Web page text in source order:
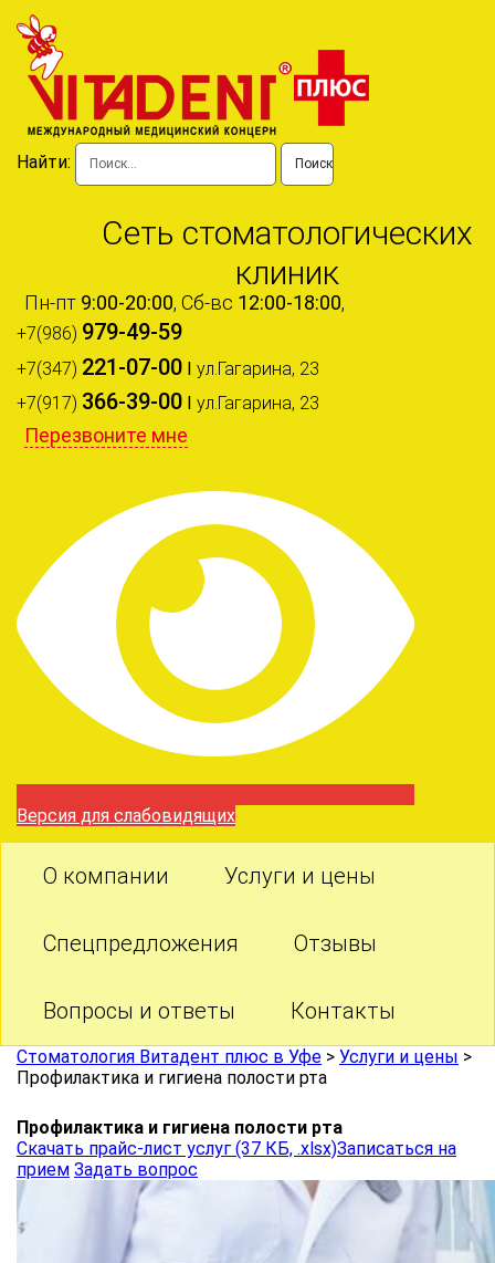
Найти:
Сеть стоматологических
клиник
Пн-пт 9:00-20:00, Сб-вс 12:00-18:00,
+7(986) 979-49-59
+7(347) 221-07-00 I ул.Гагарина, 23
+7(917) 366-39-00 I ул.Гагарина, 23
Перезвоните мне
Версия для слабовидящих
О компании Услуги и цены
Спецпредложения Отзывы
Вопросы и ответы Контакты
Стоматология Витадент плюс в Уфе > Услуги и цены >
Профилактика и гигиена полости рта
Профилактика и гигиена полости рта
Скачать прайс-лист услуг (37 КБ, .xlsx)Записаться на
прием Задать вопрос